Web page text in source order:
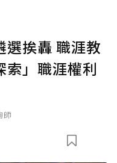
選挨轟 職涯教
索」職涯權利
師